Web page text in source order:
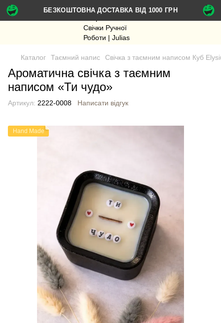
БЕЗКОШТОВНА ДОСТАВКА ВІД 1000 ГРН
Каталог Таємний напис Cвічка з таємним написом Куб
Ароматична свічка з таємним
написом «Ти чудо»
Артикул: 2222-0008 Написати відгук
Hand Made